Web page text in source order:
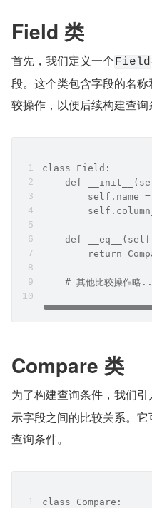
Field 类
首先，我们定义一个Field
段。这个类包含字段的名
较操作，以便后续构建查询
class Field:
def
self.name
def
return
# 其他比较操作略
Compare 类
为了构建查询条件，我们引
示字段之间的比较关系。
查询条件。
class Compare: